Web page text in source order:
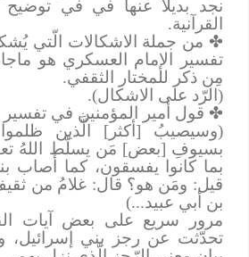
نجد بديلاً عنها في في توضيح
القرآنية.
✤من جملة الاشكالات الّتي
تفسير الإمام العسكري هو
مِن ذكر للمختار الثقفي.
(الرّد على الاشكال).
✤قول أمير المؤمنين في تفسير
(وسيصيبُ [أكثر] الَّذين ظلموا
بسيوفِ [بعض] مَن يسلّط اللهُ
بما كانوا يفسقون، كما أصاب
قيل: ومَن هو؟ قال: غلامُ من
بن أبي عبيد...)
مرور سريع على بعض آيات
تحدّثت عن رجز بني إسرائيل،